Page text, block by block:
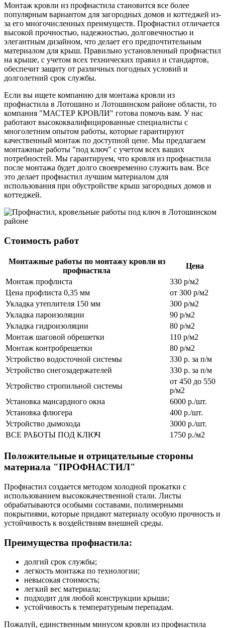
Монтаж кровли из профнастила становится все более
популярным вариантом для загородных домов и коттеджей из-
за его многочисленных преимуществ. Профнастил отличается
высокой прочностью, надежностью, долговечностью и
элегантным дизайном, что делает его предпочтительным
материалом для крыш. Правильно установленный профнастил
на крыше, с учетом всех технических правил и стандартов,
обеспечит защиту от различных погодных условий и
долголетний срок службы.
Если вы ищете компанию для монтажа кровли из
профнастила в Лотошино и Лотошинском районе области, то
компания "МАСТЕР КРОВЛИ" готова помочь вам. У нас
работают высококвалифицированные специалисты с
многолетним опытом работы, которые гарантируют
качественный монтаж по доступной цене. Мы предлагаем
монтажные работы "под ключ" с учетом всех ваших
потребностей. Мы гарантируем, что кровля из профнастила
после монтажа будет долго своевременно служить вам. Все
это делает профнастил лучшим материалом для
использования при обустройстве крыш загородных домов и
коттеджей.
Стоимость работ
Монтажные работы по монтажу кровли из
профнастила
Цена
Монтаж профлиста
330 р/м2
Цена профлиста 0,35 мм
от 300 р/м2
Укладка утеплителя 150 мм
300 р/м2
Укладка пароизоляции
90 р/м2
Укладка гидроизоляции
80 р/м2
Монтаж шаговой обрешетки
110 р/м2
Монтаж контробрешетки
80 р/м2
Устройство водосточной системы
330 р. за п/м
Устройство снегозадержателей
330 р. за п/м
Устройство стропильной системы
от 450 до 550
р/м2
Установка мансардного окна
6000 р./шт.
Установка флюгера
400 р./шт.
Устройство дымохода
3000 р./шт.
ВСЕ РАБОТЫ ПОД КЛЮЧ
1750 р./м2
Положительные и отрицательные стороны
материала "ПРОФНАСТИЛ"
Профнастил создается методом холодной прокатки с
использованием высококачественной стали. Листы
обрабатываются особыми составами, полимерными
покрытиями, которые придают материалу особую прочность и
устойчивость к воздействиям внешней среды.
Преимущества профнастила:
долгий срок службы;
легкость монтажа по технологии;
невысокая стоимость;
легкий вес материала;
подходит для любой конструкции крыши;
устойчивость к температурным перепадам.
Пожалуй, единственным минусом кровли из профнастила